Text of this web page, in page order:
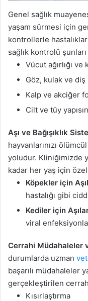
Genel sağlık
yaşam sürmesi için
kontrollerle
sağlık kontrolü
Vücut ağırlığı
Göz, kulak ve
Kalp ve akciğer
Cilt ve tüy
Aşı ve Bağışıklık
hayvanlarınızı
yoludur. Kliniğimizde
kadar her yaş için
Köpekler için
hastalığı gibi
Kediler için
viral
Cerrahi Müdahaleler
durumlarda uzman
başarılı müdahaleler
gerçekleştirilen
Kısırlaştırma